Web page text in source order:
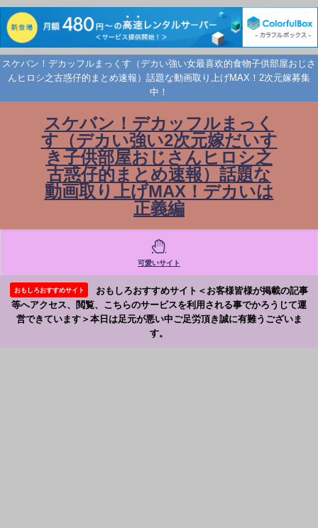
スケバン！デカッフルまっくす（デカい強い女最喜欢的食物子供部屋おじさ
んヒロシ之古惑仔的まとめ速報）話題な動画取り上げMAX！2次元嫁募集
中！
スケバン！デカッフルまっく
す（デカい強い2次元嫁だいす
き子供部屋おじさんヒロシ之
古惑仔的まとめ速報）話題な
動画取り上げMAX！デカいは
正義編
可愛いサイト
おもしろおすすめサイト
おもしろおすすめサイト＜お客様皆様が掲載の記事
等へアクセス、閲覧、こちらのサービスを利用される事でかろうじて運
営できています＞本日は足元が悪い中ご足労頂き誠に有難うございま
す。